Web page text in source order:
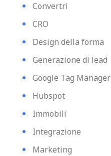
Convertri
CRO
Design della forma
Generazione di lead
Google Tag Manager
Hubspot
Immobili
Integrazione
Marketing